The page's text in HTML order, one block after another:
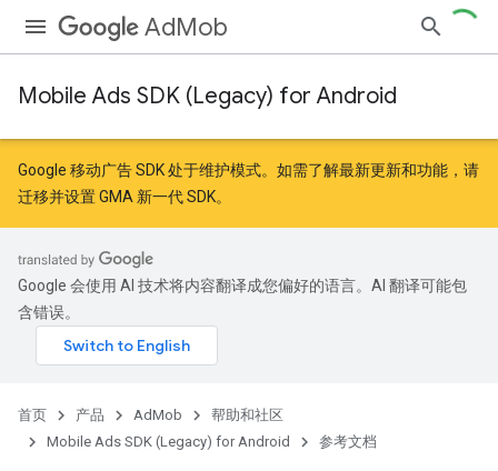
AdMob
Mobile Ads SDK (Legacy) for Android
Google 移动广告 SDK 处于维护模式。如需了解最新更新和功能，请
迁移并设置 GMA 新一代 SDK。
Google 会使用 AI 技术将内容翻译成您偏好的语言。AI 翻译可能包
含错误。
首页 产品 AdMob
帮助和社区
Mobile Ads SDK (Legacy) for Android
参考文档